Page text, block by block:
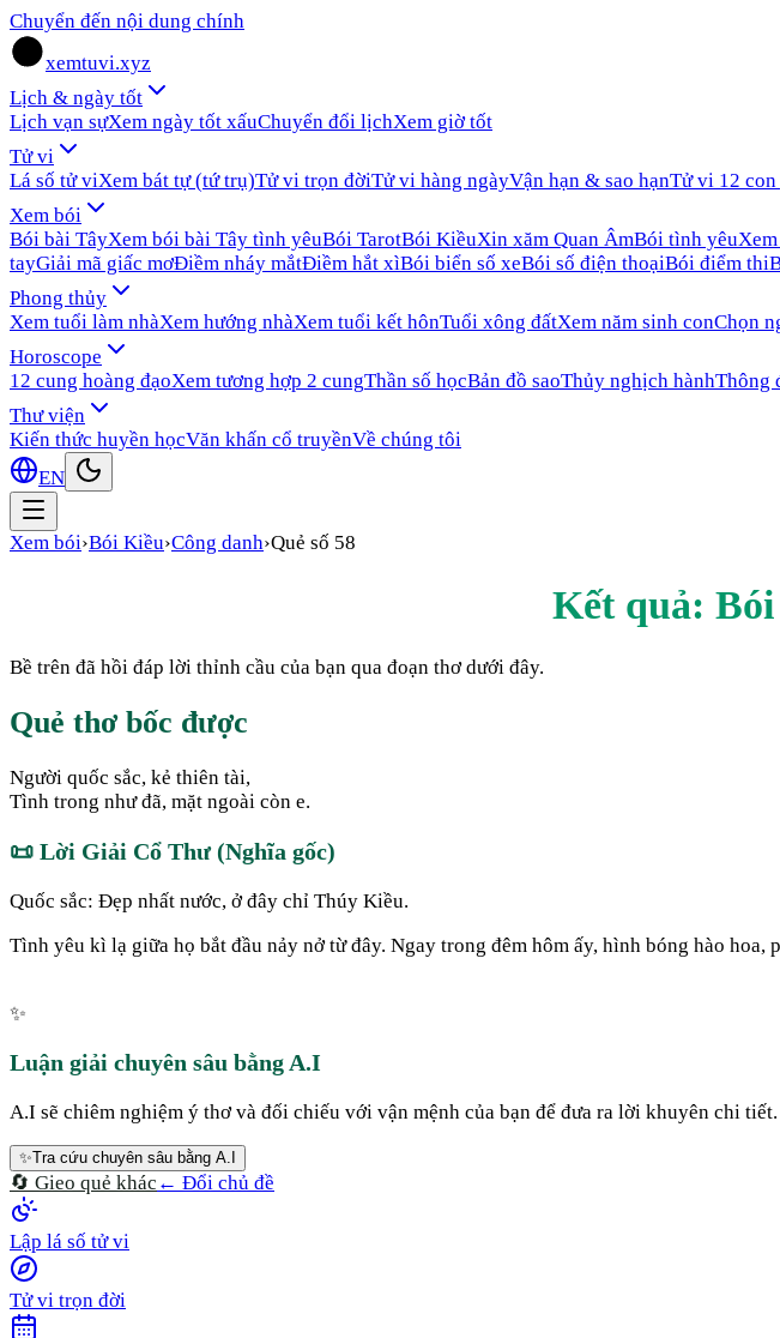
Chuyển đến nội dung chính
xemtuvi.xyz
Lịch & ngày tốt
Lịch vạn sựXem ngày tốt xấuChuyển đổi lịchXem giờ tốt
Tử vi
Lá số tử viXem bát tự (tứ trụ)Tử vi trọn đờiTử vi hàng ngàyVận hạn & sao hạnTử vi 12 con
Xem bói
Bói bài TâyXem bói bài Tây tình yêuBói TarotBói KiềuXin xăm Quan ÂmBói tình yêu
tayGiải mã giấc mơĐiềm nháy mắtĐiềm hắt xìBói biển số xeBói số điện thoạiBói điểm thi
Phong thủy
Xem tuổi làm nhàXem hướng nhàXem tuổi kết hônTuổi xông đấtXem năm sinh conChọn
Horoscope
12 cung hoàng đạoXem tương hợp 2 cungThần số họcBản đồ saoThủy nghịch hànhThông
Thư viện
Kiến thức huyền họcVăn khấn cổ truyềnVề chúng tôi
EN
Xem bói›Bói Kiều›Công danh›Quẻ số 58
Kết quả:
Bề trên đã hồi đáp lời thỉnh cầu của bạn qua đoạn thơ dưới đây.
Quẻ thơ bốc được
Người quốc sắc, kẻ thiên tài,
Tình trong như đã, mặt ngoài còn e.
📜 Lời Giải Cổ Thư (Nghĩa gốc)
Quốc sắc: Đẹp nhất nước, ở đây chỉ Thúy Kiều.
Tình yêu kì lạ giữa họ bắt đầu nảy nở từ đây. Ngay trong đêm hôm ấy, hình bóng hào
✨
Luận giải chuyên sâu bằng A.I
A.I sẽ chiêm nghiệm ý thơ và đối chiếu với vận mệnh của bạn để đưa ra lời khuyên chi tiết.
✨Tra cứu chuyên sâu bằng A.I
🔄 Gieo quẻ khác ← Đổi chủ đề
Lập lá số tử vi
Tử vi trọn đời